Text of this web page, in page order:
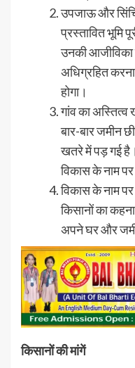
उपजाऊ और
प्रस्तावित भूमि
उनकी
अधिग्रहित
होगा।
गांव का अस्तित्व
बार-बार जमीन
खतरे में पड़ गई
विकास के नाम पर
विकास के नाम
किसानों का
अपने घर और
किसानों की मांगें